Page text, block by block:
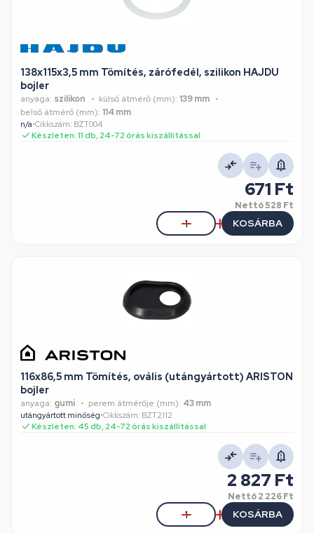
138x115x3,5 mm Tömítés, zárófedél, szilikon HAJDU
bojler
anyaga: szilikon külső átmérő (mm): 139 mm
belső átmérő (mm): 114 mm
n/a•Cikkszám: BZT004
Készleten: 11 db, 24-72 órás kiszállítással
671 Ft
Nettó528 Ft
KOSÁRBA
116x86,5 mm Tömítés, ovális (utángyártott) ARISTON
bojler
anyaga: gumi perem átmérője (mm): 43 mm
utángyártott minőség•Cikkszám: BZT2112
Készleten: 45 db, 24-72 órás kiszállítással
2 827 Ft
Nettó2 226 Ft
KOSÁRBA